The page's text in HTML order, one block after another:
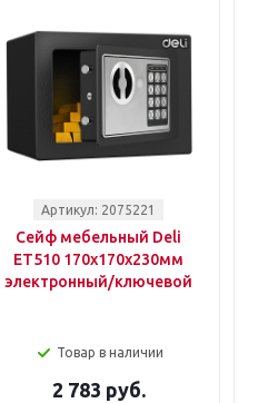
Артикул: 2075221
Сейф мебельный Deli
ET510 170x170x230мм
электронный/ключевой
Товар в наличии
2 783 руб.